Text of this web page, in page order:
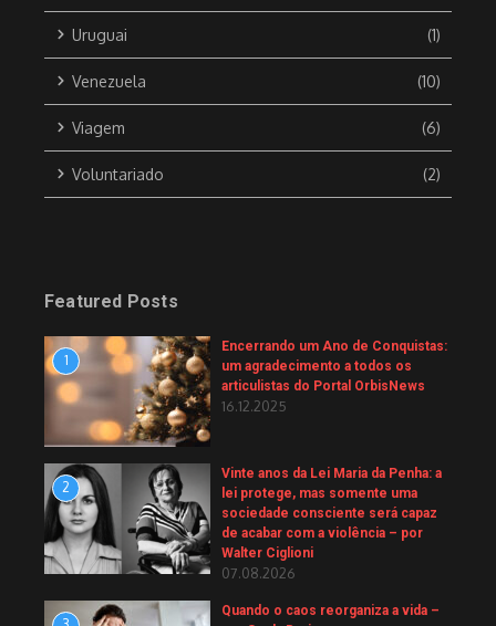
Uruguai (1)
Venezuela (10)
Viagem (6)
Voluntariado (2)
Featured Posts
1
Encerrando um Ano de Conquistas:
um agradecimento a todos os
articulistas do Portal OrbisNews
16.12.2025
2
Vinte anos da Lei Maria da Penha: a
lei protege, mas somente uma
sociedade consciente será capaz
de acabar com a violência – por
Walter Ciglioni
07.08.2026
Quando o caos reorganiza a vida –